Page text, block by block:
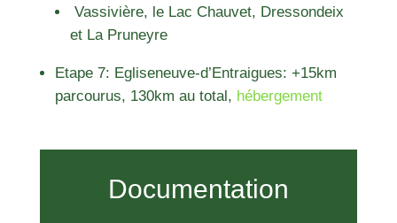
Vassivière, le Lac Chauvet, Dressondeix
et La Pruneyre
Etape 7: Egliseneuve-d’Entraigues: +15km
parcourus, 130km au total, hébergement
Documentation